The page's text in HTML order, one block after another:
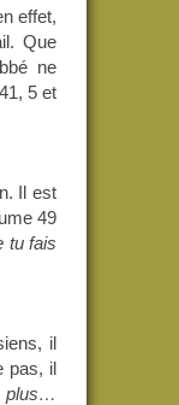
effet,
Que
ne
5 et
Il est
49
tu fais
il
pas, il
plus…